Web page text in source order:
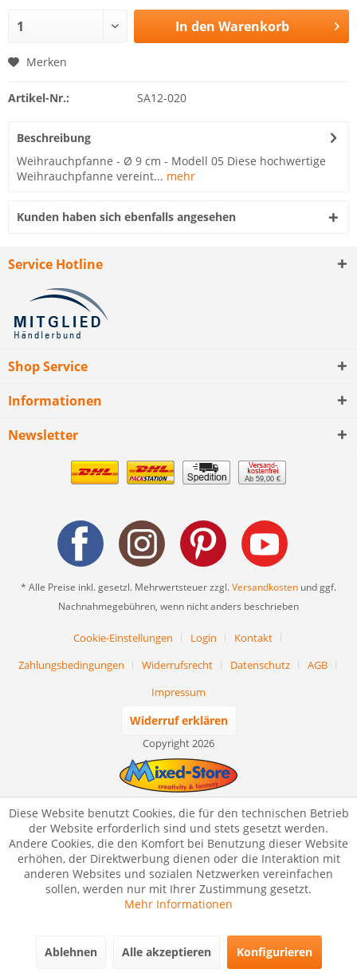
In den Warenkorb
Merken
Artikel-Nr.: SA12-020
Beschreibung
Weihrauchpfanne - Ø 9 cm - Modell 05 Diese hochwertige
Weihrauchpfanne vereint... mehr
Kunden haben sich ebenfalls angesehen
Service Hotline
Shop Service
Informationen
Newsletter
Ab 59,00 €
* Alle Preise inkl. gesetzl. Mehrwertsteuer zzgl.Versandkosten und ggf.
Nachnahmegebühren, wenn nicht anders beschrieben
Cookie-Einstellungen Login
Kontakt
Zahlungsbedingungen
Widerrufsrecht Datenschutz
AGB
Impressum
Widerruf erklären
Copyright 2026
Diese Website benutzt Cookies, die für den technischen Betrieb
der Website erforderlich sind und stets gesetzt werden.
Andere Cookies, die den Komfort bei Benutzung dieser Website
erhöhen, der Direktwerbung dienen oder die Interaktion mit
anderen Websites und sozialen Netzwerken vereinfachen
sollen, werden nur mit Ihrer Zustimmung gesetzt.
Mehr Informationen
Ablehnen Alle akzeptieren Konfigurieren